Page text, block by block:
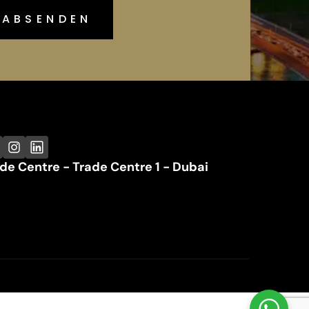
Centre - Trade Centre 1 - Dubai